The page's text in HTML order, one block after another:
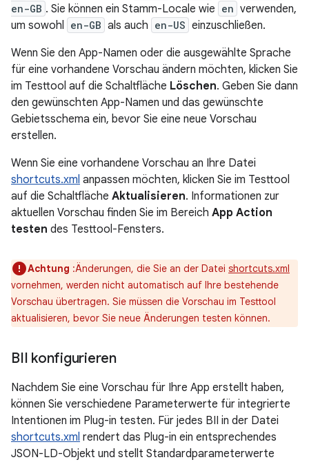
en-GB . Sie können ein Stamm-Locale wie en verwenden,
um sowohl
en-GB als auch en-US einzuschließen.
Wenn Sie den App-Namen oder die ausgewählte Sprache
für eine vorhandene Vorschau ändern möchten, klicken Sie
im Testtool auf die Schaltfläche Löschen. Geben Sie dann
den gewünschten App-Namen und das gewünschte
Gebietsschema ein, bevor Sie eine neue Vorschau
erstellen.
Wenn Sie eine vorhandene Vorschau an Ihre Datei
shortcuts.xml anpassen möchten, klicken Sie im Testtool
auf die Schaltfläche Aktualisieren. Informationen zur
aktuellen Vorschau finden Sie im Bereich App Action
testen des Testtool-Fensters.
Achtung :Änderungen, die Sie an der Datei shortcuts.xml
vornehmen, werden nicht automatisch auf Ihre bestehende
Vorschau übertragen. Sie müssen die Vorschau im Testtool
aktualisieren, bevor Sie neue Änderungen testen können.
BII konfigurieren
Nachdem Sie eine Vorschau für Ihre App erstellt haben,
können Sie verschiedene Parameterwerte für integrierte
Intentionen im Plug-in testen. Für jedes BII in der Datei
shortcuts.xml rendert das Plug-in ein entsprechendes
JSON-LD-Objekt und stellt Standardparameterwerte